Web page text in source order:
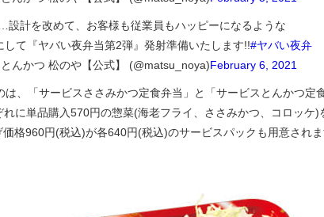
…設計を改めて、お客様も従業員もハッピーになるような
して『ヤバい夜弁当第2弾』発射準備いたします!!#ヤバい夜弁
んかつ 松のや【公式】 (@matsu_noya)February 6, 2021
、「サービスささみかつ定食弁当」と「サービスとんかつ定
に単品購入570円の惣菜(海老フライ、ささみかつ、コロッケ)
格960円(税込)が各640円(税込)のサービスパックも用意されま